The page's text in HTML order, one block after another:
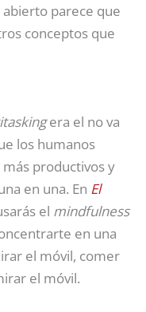
parece que
conceptos que
era el no va
los humanos
productivos y
en una. En El
el mindfulness
en una
el móvil, comer
el móvil.